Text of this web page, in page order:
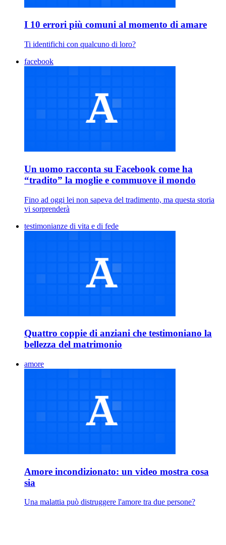
I 10 errori più comuni al momento di amare
Ti identifichi con qualcuno di loro?
facebook
Un uomo racconta su Facebook come ha
“tradito” la moglie e commuove il mondo
Fino ad oggi lei non sapeva del tradimento, ma questa storia
vi sorprenderà
testimonianze di vita e di fede
Quattro coppie di anziani che testimoniano la
bellezza del matrimonio
amore
Amore incondizionato: un video mostra cosa
sia
Una malattia può distruggere l'amore tra due persone?